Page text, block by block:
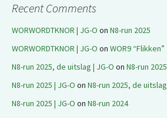
Recent Comments
WORWORDTKNOR | JG-O on N8-run 2025
WORWORDTKNOR | JG-O on WOR9 “Flikken”
N8-run 2025, de uitslag | JG-O on N8-run 2025
N8-run 2025 | JG-O on N8-run 2025, de uitslag
N8-run 2025 | JG-O on N8-run 2024